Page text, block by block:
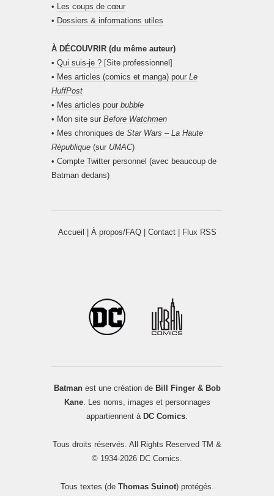
• Les coups de cœur
• Dossiers & informations utiles
À DÉCOUVRIR (du même auteur)
• Qui suis-je ? [Site professionnel]
• Mes articles (comics et manga) pour Le
HuffPost
• Mes articles pour bubble
• Mon site sur Before Watchmen
• Mes chroniques de Star Wars – La Haute
République (sur UMAC)
• Compte Twitter personnel (avec beaucoup de
Batman dedans)
Accueil À propos/FAQ| Contact| Flux RSS
Batmanest une création de Bill Finger & Bob
Kane. Les noms, images et personnages
appartiennent à DC Comics.
Tous droits réservés. All Rights Reserved TM &
© 1934-2026 DC Comics.
Tous textes (de Thomas Suinot) protégés.